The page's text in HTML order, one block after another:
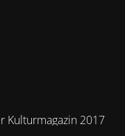
Kulturmagazin 2017